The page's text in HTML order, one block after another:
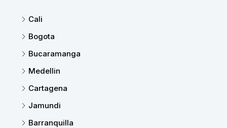
Cali
Bogota
Bucaramanga
Medellin
Cartagena
Jamundi
Barranquilla